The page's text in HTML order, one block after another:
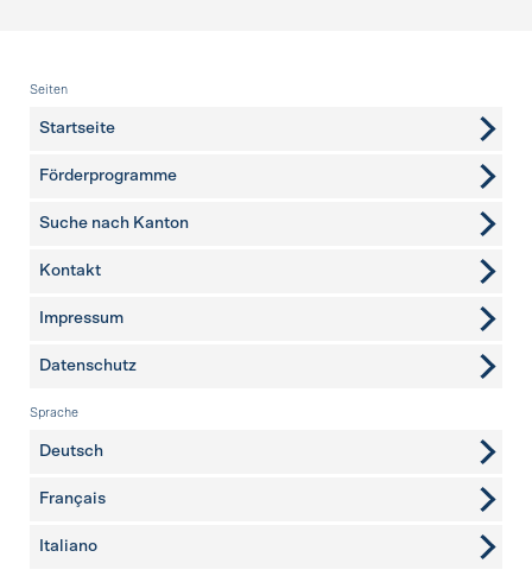
Fusszeile
Seiten
Startseite
Förderprogramme
Suche nach Kanton
weitere Seiten
Kontakt
Impressum
Datenschutz
Sprache
Deutsch
Français
Italiano